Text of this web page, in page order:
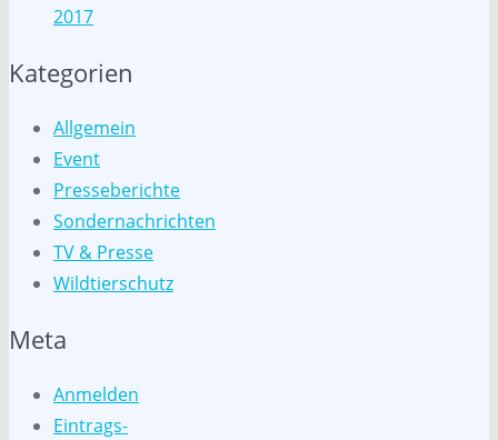
2017
Kategorien
Allgemein
Event
Presseberichte
Sondernachrichten
TV & Presse
Wildtierschutz
Meta
Anmelden
Eintrags-